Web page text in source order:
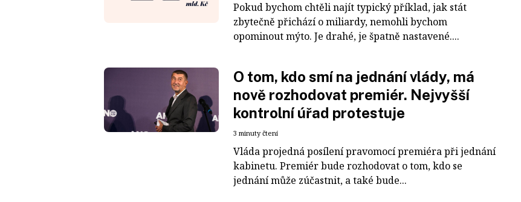
Pokud bychom chtěli najít typický příklad, jak stát
zbytečně přichází o miliardy, nemohli bychom
opominout mýto. Je drahé, je špatně nastavené....
O tom, kdo smí na jednání vlády, má
nově rozhodovat premiér. Nejvyšší
kontrolní úřad protestuje
3 minuty čtení
Vláda projedná posílení pravomocí premiéra při jednání
kabinetu. Premiér bude rozhodovat o tom, kdo se
jednání může zúčastnit, a také bude...